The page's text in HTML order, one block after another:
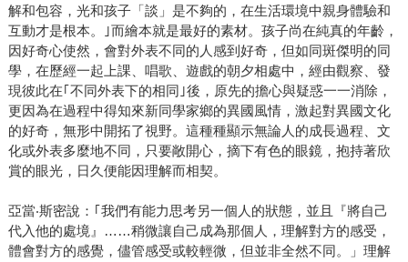
解和包容，光和孩子「談」是不夠的，在生活環境中親身體驗和
互動才是根本。｣而繪本就是最好的素材。孩子尚在純真的年齡，
因好奇心使然，會對外表不同的人感到好奇，但如同斑傑明的同
學，在歷經一起上課、唱歌、遊戲的朝夕相處中，經由觀察、發
現彼此在｢不同外表下的相同｣後，原先的擔心與疑惑一一消除，
更因為在過程中得知來新同學家鄉的異國風情，激起對異國文化
的好奇，無形中開拓了視野。這種種顯示無論人的成長過程、文
化或外表多麼地不同，只要敞開心，摘下有色的眼鏡，抱持著欣
賞的眼光，日久便能因理解而相契。
亞當‧斯密說：｢我們有能力思考另一個人的狀態，並且『將自己
代入他的處境』……稍微讓自己成為那個人，理解對方的感受，
體會對方的感覺，儘管感受或較輕微，但並非全然不同。」理解